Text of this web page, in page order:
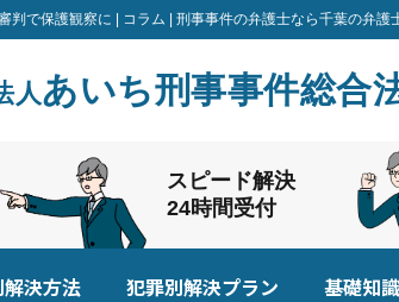
で保護観察に | コラム | 刑事事件の弁護士なら千葉の弁護
人あいち刑事事件総合
スピード解決
24時間受付
決方法 犯罪別解決プラン 基礎知識